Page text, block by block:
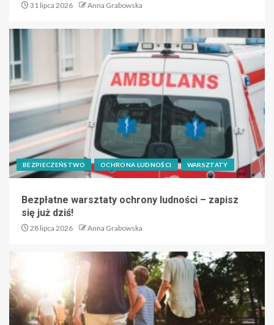
31 lipca 2026 Anna Grabowska
BEZPIECZEŃSTWO OCHRONA LUDNOŚCI WARSZTATY
Bezpłatne warsztaty ochrony ludności – zapisz
się już dziś!
28 lipca 2026 Anna Grabowska